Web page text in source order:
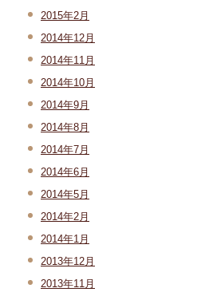
2015年2月
2014年12月
2014年11月
2014年10月
2014年9月
2014年8月
2014年7月
2014年6月
2014年5月
2014年2月
2014年1月
2013年12月
2013年11月